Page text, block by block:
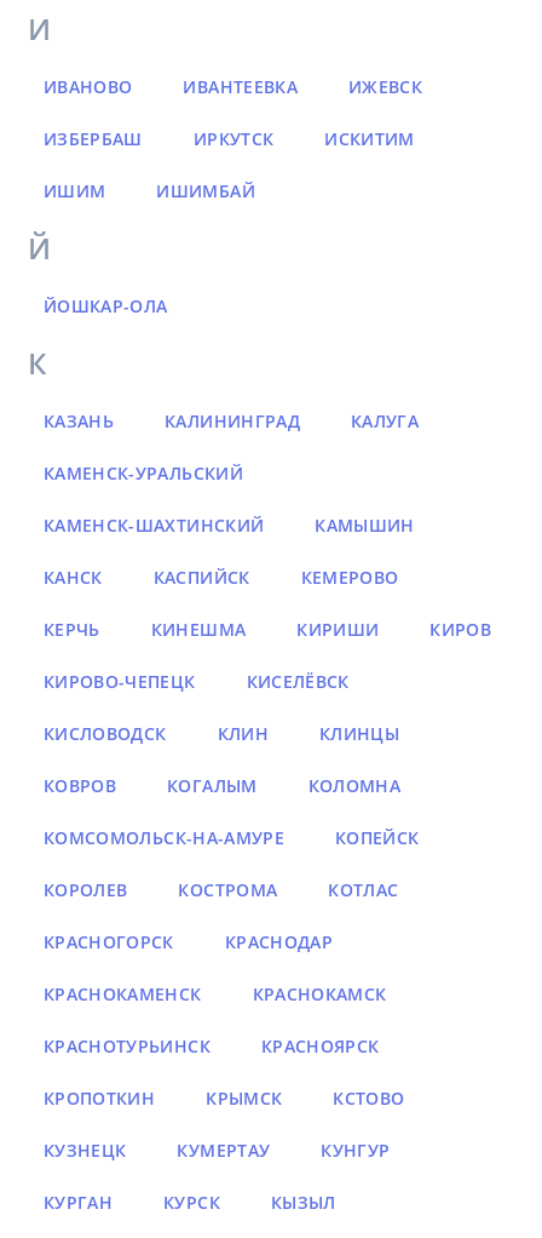
И
ИВАНОВО ИВАНТЕЕВКА ИЖЕВСК
ИЗБЕРБАШ ИРКУТСК ИСКИТИМ
ИШИМ ИШИМБАЙ
Й
ЙОШКАР-ОЛА
К
КАЗАНЬ КАЛИНИНГРАД КАЛУГА
КАМЕНСК-УРАЛЬСКИЙ
КАМЕНСК-ШАХТИНСКИЙ КАМЫШИН
КАНСК КАСПИЙСК КЕМЕРОВО
КЕРЧЬ КИНЕШМА КИРИШИ КИРОВ
КИРОВО-ЧЕПЕЦК КИСЕЛЁВСК
КИСЛОВОДСК КЛИН КЛИНЦЫ
КОВРОВ КОГАЛЫМ КОЛОМНА
КОМСОМОЛЬСК-НА-АМУРЕ КОПЕЙСК
КОРОЛЕВ КОСТРОМА КОТЛАС
КРАСНОГОРСК КРАСНОДАР
КРАСНОКАМЕНСК КРАСНОКАМСК
КРАСНОТУРЬИНСК КРАСНОЯРСК
КРОПОТКИН КРЫМСК КСТОВО
КУЗНЕЦК КУМЕРТАУ КУНГУР
КУРГАН КУРСК КЫЗЫЛ